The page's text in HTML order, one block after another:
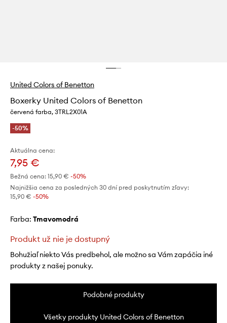
United Colors of Benetton
Boxerky United Colors of Benetton
červená farba, 3TRL2X01A
-50%
Aktuálna cena:
7,95 €
Bežná cena: 15,90 € -50%
Najnižšia cena za posledných 30 dní pred poskytnutím zľavy:
15,90 € -50%
Farba: tmavomodrá
Produkt už nie je dostupný
Bohužiaľ niekto Vás predbehol, ale možno sa Vám zapáčia iné
produkty z našej ponuky.
Podobné produkty
Všetky produkty United Colors of Benetton